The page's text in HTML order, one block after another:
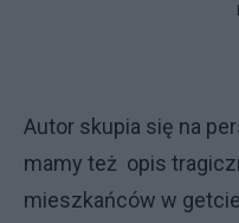
Autor skupia się na
mamy też opis
mieszkańców w